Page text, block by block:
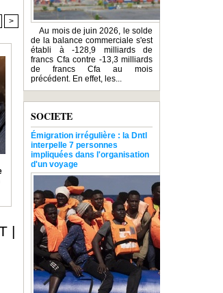
>
|
Au mois de juin 2026, le solde
de la balance commerciale s'est
établi à -128,9 milliards de
francs Cfa contre -13,3 milliards
de francs Cfa au mois
précédent. En effet, les...
SOCIETE
Émigration irrégulière : la Dntl
interpelle 7 personnes
impliquées dans l'organisation
d'un voyage